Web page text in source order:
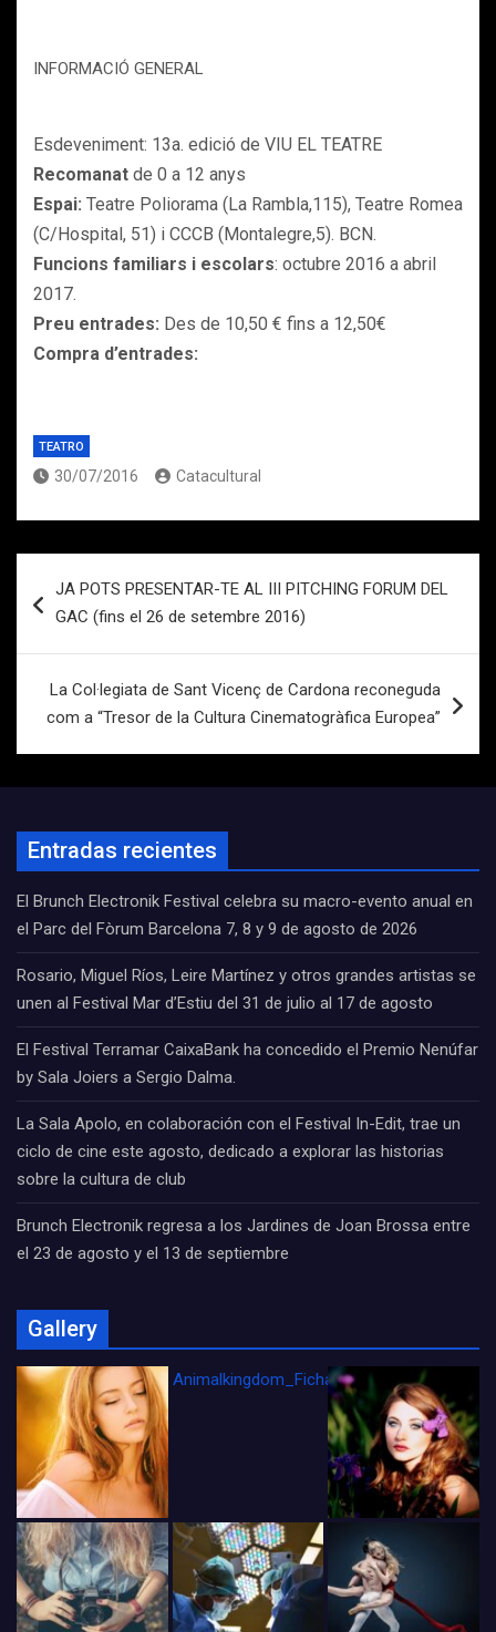
INFORMACIÓ GENERAL
Esdeveniment: 13a. edició de VIU EL TEATRE
Recomanat de 0 a 12 anys
Espai: Teatre Poliorama (La Rambla,115), Teatre Romea
(C/Hospital, 51) i CCCB (Montalegre,5). BCN.
Funcions familiars i escolars: octubre 2016 a abril
2017.
Preu entrades: Des de 10,50 € fins a 12,50€
Compra d’entrades:
TEATRO
30/07/2016 Catacultural
de
JA POTS PRESENTAR-TE AL III PITCHING FORUM DEL
GAC (fins el 26 de setembre 2016)
La Col·legiata de Sant Vicenç de Cardona reconeguda
com a “Tresor de la Cultura Cinematogràfica Europea”
Entradas recientes
El Brunch Electronik Festival celebra su macro-evento anual en
el Parc del Fòrum Barcelona 7, 8 y 9 de agosto de 2026
Rosario, Miguel Ríos, Leire Martínez y otros grandes artistas se
unen al Festival Mar d’Estiu del 31 de julio al 17 de agosto
El Festival Terramar CaixaBank ha concedido el Premio Nenúfar
by Sala Joiers a Sergio Dalma.
La Sala Apolo, en colaboración con el Festival In-Edit, trae un
ciclo de cine este agosto, dedicado a explorar las historias
sobre la cultura de club
Brunch Electronik regresa a los Jardines de Joan Brossa entre
el 23 de agosto y el 13 de septiembre
Gallery
Animalkingdom_FichaCine